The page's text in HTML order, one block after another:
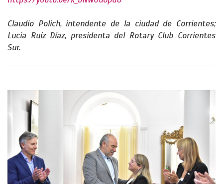
Claudio Polich, intendente de la ciudad de Corrientes;
Lucia Ruíz Díaz, presidenta del Rotary Club Corrientes
Sur.